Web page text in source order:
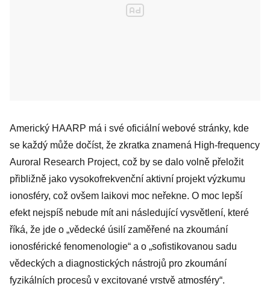
Americký HAARP má i své oficiální webové stránky, kde
se každý může dočíst, že zkratka znamená High-frequency
Auroral Research Project, což by se dalo volně přeložit
přibližně jako vysokofrekvenční aktivní projekt výzkumu
ionosféry, což ovšem laikovi moc neřekne. O moc lepší
efekt nejspíš nebude mít ani následující vysvětlení, které
říká, že jde o „vědecké úsilí zaměřené na zkoumání
ionosférické fenomenologie“ a o „sofistikovanou sadu
vědeckých a diagnostických nástrojů pro zkoumání
fyzikálních procesů v excitované vrstvě atmosféry“.